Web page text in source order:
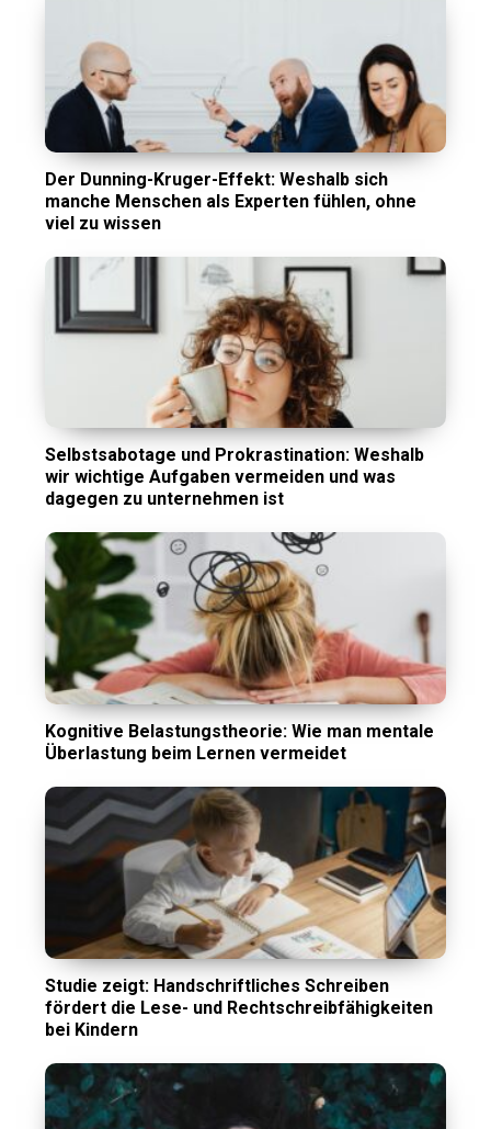
Der Dunning-Kruger-Effekt: Weshalb sich
manche Menschen als Experten fühlen, ohne
viel zu wissen
Selbstsabotage und Prokrastination: Weshalb
wir wichtige Aufgaben vermeiden und was
dagegen zu unternehmen ist
Kognitive Belastungstheorie: Wie man mentale
Überlastung beim Lernen vermeidet
Studie zeigt: Handschriftliches Schreiben
fördert die Lese- und Rechtschreibfähigkeiten
bei Kindern